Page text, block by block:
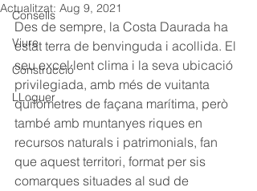
Consells
Viure
Construcció
LLoguer
Actualitzat: Aug 9, 2021
Des de sempre, la Costa Daurada ha
estat terra de benvinguda i acollida. El
seu excel·lent clima i la seva ubicació
privilegiada, amb més de vuitanta
quilòmetres de façana marítima, però
també amb muntanyes riques en
recursos naturals i patrimonials, fan
que aquest territori, format per sis
comarques situades al sud de